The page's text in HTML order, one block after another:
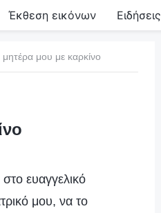
Έκθεση εικόνων Ειδήσεις
μου με καρκίνο
ευαγγελικό
μου, να το